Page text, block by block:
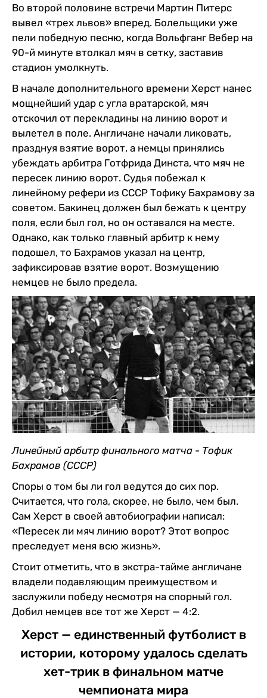
Во второй половине встречи Мартин Питерс
вывел «трех львов» вперед. Болельщики уже
пели победную песню, когда Вольфганг Вебер на
90-й минуте втолкал мяч в сетку, заставив
стадион умолкнуть.
В начале дополнительного времени Херст нанес
мощнейший удар с угла вратарской, мяч
отскочил от перекладины на линию ворот и
вылетел в поле. Англичане начали ликовать,
празднуя взятие ворот, а немцы принялись
убеждать арбитра Готфрида Динста, что мяч не
пересек линию ворот. Судья побежал к
линейному рефери из СССР Тофику Бахрамову за
советом. Бакинец должен был бежать к центру
поля, если был гол, но он оставался на месте.
Однако, как только главный арбитр к нему
подошел, то Бахрамов указал на центр,
зафиксировав взятие ворот. Возмущению
немцев не было предела.
Линейный арбитр финального матча - Тофик
Бахрамов (СССР)
Споры о том бы ли гол ведутся до сих пор.
Считается, что гола, скорее, не было, чем был.
Сам Херст в своей автобиографии написал:
«Пересек ли мяч линию ворот? Этот вопрос
преследует меня всю жизнь».
Стоит отметить, что в экстра-тайме англичане
владели подавляющим преимуществом и
заслужили победу несмотря на спорный гол.
Добил немцев все тот же Херст — 4:2.
Херст — единственный футболист в
истории, которому удалось сделать
хет-трик в финальном матче
чемпионата мира